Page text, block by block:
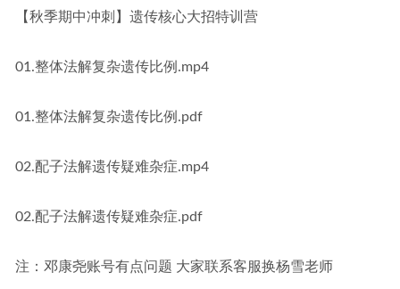
【秋季期中冲刺】遗传核心大招特训营
01.整体法解复杂遗传比例.mp4
01.整体法解复杂遗传比例.pdf
02.配子法解遗传疑难杂症.mp4
02.配子法解遗传疑难杂症.pdf
注：邓康尧账号有点问题 大家联系客服换杨雪老师